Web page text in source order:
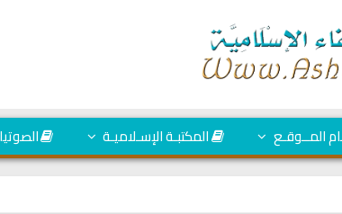
المــوقـع المكتبـة الإسـلاميـة
أقوى